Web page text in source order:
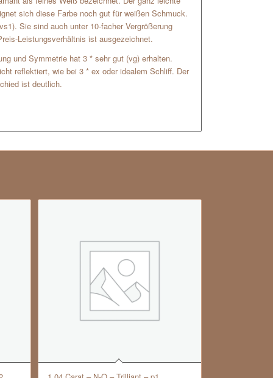
sich diese Farbe noch gut für weißen Schmuck.
Sie sind auch unter 10-facher Vergrößerung
Leistungsverhältnis ist ausgezeichnet.
und Symmetrie hat 3 * sehr gut (vg) erhalten.
reflektiert, wie bei 3 * ex oder idealem Schliff. Der
ist deutlich.